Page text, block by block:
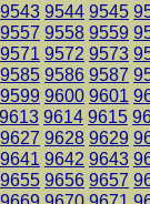
9543 9544 9545
9557 9558 9559
9571 9572 9573
9585 9586 9587
9599 9600 9601
9613 9614 9615
9627 9628 9629
9641 9642 9643
9655 9656 9657